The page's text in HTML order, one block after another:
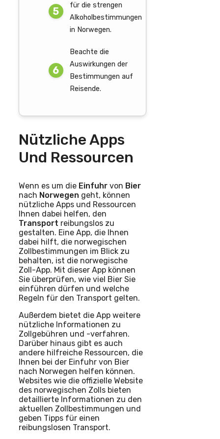
für die strengen
Alkoholbestimmungen
in Norwegen.
Beachte die
Auswirkungen der
Bestimmungen auf
Reisende.
Nützliche Apps
Und Ressourcen
Wenn es um die Einfuhr von Bier
nach Norwegen geht, können
nützliche Apps und Ressourcen
Ihnen dabei helfen, den
Transport reibungslos zu
gestalten. Eine App, die Ihnen
dabei hilft, die norwegischen
Zollbestimmungen im Blick zu
behalten, ist die norwegische
Zoll-App. Mit dieser App können
Sie überprüfen, wie viel Bier Sie
einführen dürfen und welche
Regeln für den Transport gelten.
Außerdem bietet die App weitere
nützliche Informationen zu
Zollgebühren und -verfahren.
Darüber hinaus gibt es auch
andere hilfreiche Ressourcen, die
Ihnen bei der Einfuhr von Bier
nach Norwegen helfen können.
Websites wie die offizielle Website
des norwegischen Zolls bieten
detaillierte Informationen zu den
aktuellen Zollbestimmungen und
geben Tipps für einen
reibungslosen Transport.